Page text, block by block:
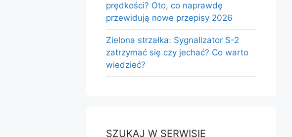
prędkości? Oto, co naprawdę
przewidują nowe przepisy 2026
Zielona strzałka: Sygnalizator S-2
zatrzymać się czy jechać? Co warto
wiedzieć?
SZUKAJ W SERWISIE